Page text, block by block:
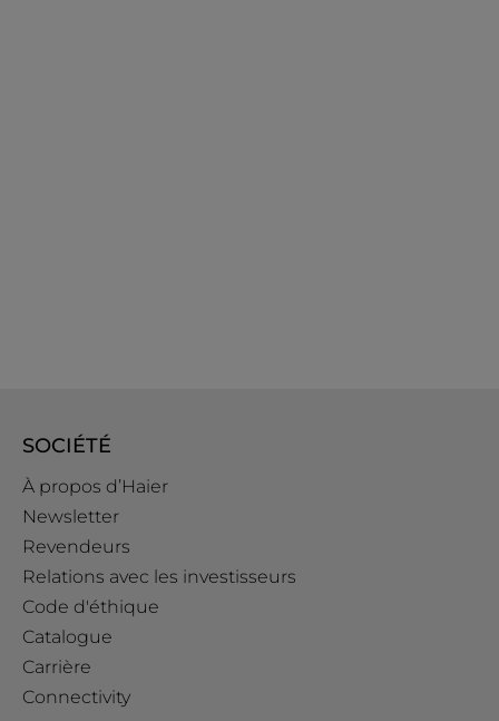
SOCIÉTÉ
À propos d’Haier
Newsletter
Revendeurs
Relations avec les investisseurs
Code d'éthique
Catalogue
Carrière
Connectivity